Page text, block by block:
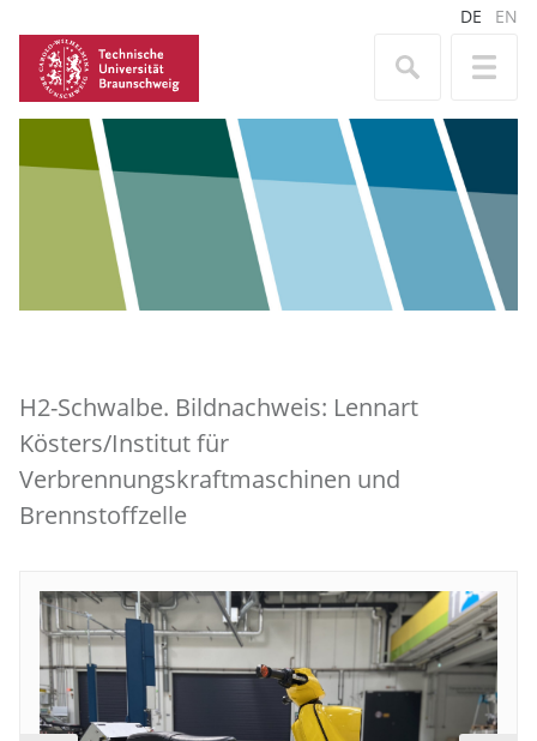
DE EN
H2-Schwalbe. Bildnachweis: Lennart
Kösters/Institut für
Verbrennungskraftmaschinen und
Brennstoffzelle